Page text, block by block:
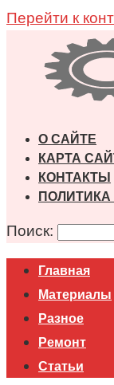
Перейти к
О САЙТЕ
КАРТА
КОНТАКТЫ
Поиск:
Главная
Материалы
Разное
Ремонт
Статьи